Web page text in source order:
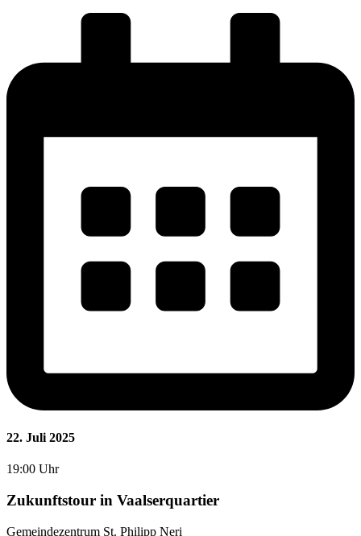
22. Juli 2025
19:00 Uhr
Zukunftstour in Vaalserquartier
Gemeindezentrum St. Philipp Neri